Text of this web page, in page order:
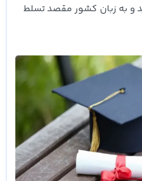
و به زبان کشور مقصد تسلط